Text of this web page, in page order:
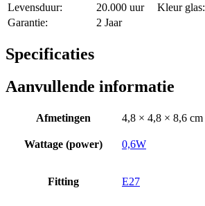
Levensduur:
20.000 uur Kleur glas:
Garantie:
2 Jaar
Specificaties
Aanvullende informatie
Afmetingen 4,8 × 4,8 × 8,6 cm
Wattage (power) 0,6W
Fitting E27